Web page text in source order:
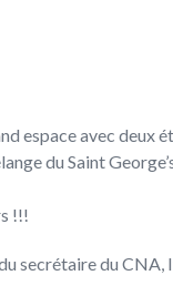
espace avec deux
du Saint
!!!
secrétaire du CNA,